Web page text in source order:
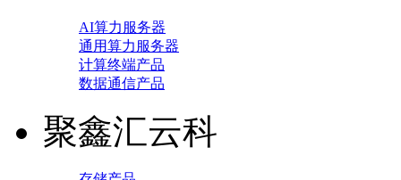
AI算力服务器
通用算力服务器
计算终端产品
数据通信产品
聚鑫汇云科